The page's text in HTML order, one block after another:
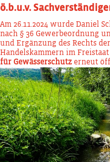
ö.b.u.v.
Am 26.11.2024 wurde Daniel
nach § 36 Gewerbeordnung
und Ergänzung des Rechts
Handelskammern im Freistaat
für Gewässerschutz erneut